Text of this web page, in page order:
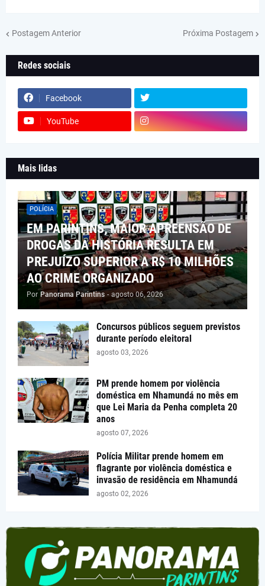
Postagem Anterior Próxima Postagem
Redes sociais
Facebook
YouTube
Mais lidas
POLÍCIA
EM PARINTINS, MAIOR APREENSÃO DE
DROGAS DA HISTÓRIA RESULTA EM
PREJUÍZO SUPERIOR A R$ 10 MILHÕES
AO CRIME ORGANIZADO
Por Panorama Parintins - agosto 06, 2026
Concursos públicos seguem previstos
durante período eleitoral
agosto 03, 2026
PM prende homem por violência
doméstica em Nhamundá no mês em
que Lei Maria da Penha completa 20
anos
agosto 07, 2026
Polícia Militar prende homem em
flagrante por violência doméstica e
invasão de residência em Nhamundá
agosto 02, 2026